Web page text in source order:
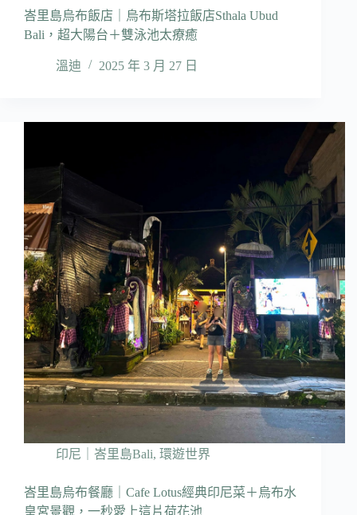
峇里島烏布飯店｜烏布斯塔拉飯店Sthala Ubud
Bali，超大陽台＋雙泳池太療癒
溫迪 2025 年 3 月 27 日
印尼｜峇里島Bali, 環遊世界
峇里島烏布餐廳｜Cafe Lotus經典印尼菜＋烏布水
皇宮景觀，一秒愛上這片荷花池